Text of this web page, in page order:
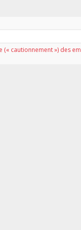
cautionnement ») des